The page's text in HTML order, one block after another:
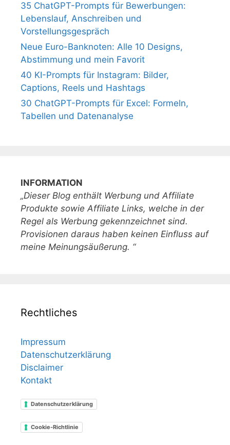
35 ChatGPT-Prompts für Bewerbungen:
Lebenslauf, Anschreiben und
Vorstellungsgespräch
Neue Euro-Banknoten: Alle 10 Designs,
Abstimmung und mein Favorit
40 KI-Prompts für Instagram: Bilder,
Captions, Reels und Hashtags
30 ChatGPT-Prompts für Excel: Formeln,
Tabellen und Datenanalyse
INFORMATION
„Dieser Blog enthält Werbung und Affiliate
Produkte sowie Affiliate Links, welche in der
Regel als Werbung gekennzeichnet sind.
Provisionen daraus haben keinen Einfluss auf
meine Meinungsäußerung. “
Rechtliches
Impressum
Datenschutzerklärung
Disclaimer
Kontakt
Datenschutzerklärung
Cookie-Richtlinie